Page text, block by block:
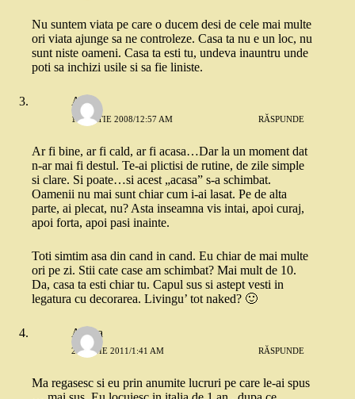
Nu suntem viata pe care o ducem desi de cele mai multe
ori viata ajunge sa ne controleze. Casa ta nu e un loc, nu
sunt niste oameni. Casa ta esti tu, undeva inauntru unde
poti sa inchizi usile si sa fie liniste.
Anda
1 MARTIE 2008/12:57 AM RĂSPUNDE
Ar fi bine, ar fi cald, ar fi acasa…Dar la un moment dat
n-ar mai fi destul. Te-ai plictisi de rutine, de zile simple
si clare. Si poate…si acest „acasa” s-a schimbat.
Oamenii nu mai sunt chiar cum i-ai lasat. Pe de alta
parte, ai plecat, nu? Asta inseamna vis intai, apoi curaj,
apoi forta, apoi pasi inainte.
Toti simtim asa din cand in cand. Eu chiar de mai multe
ori pe zi. Stii cate case am schimbat? Mai mult de 10.
Da, casa ta esti chiar tu. Capul sus si astept vesti in
legatura cu decorarea. Livingu’ tot naked? 🙂
Andra
23 IUNIE 2011/1:41 AM RĂSPUNDE
Ma regasesc si eu prin anumite lucruri pe care le-ai spus